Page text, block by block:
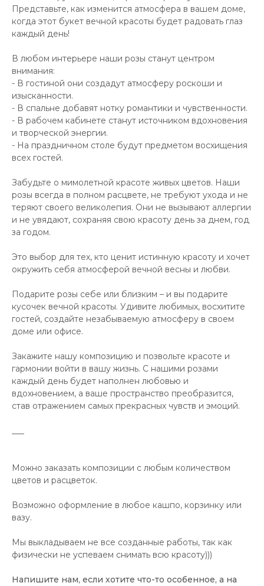
Представьте, как изменится атмосфера в вашем доме,
когда этот букет вечной красоты будет радовать глаз
каждый день!
В любом интерьере наши розы станут центром
внимания:
- В гостиной они создадут атмосферу роскоши и
изысканности.
- В спальне добавят нотку романтики и чувственности.
- В рабочем кабинете станут источником вдохновения
и творческой энергии.
- На праздничном столе будут предметом восхищения
всех гостей.
Забудьте о мимолетной красоте живых цветов. Наши
розы всегда в полном расцвете, не требуют ухода и не
теряют своего великолепия. Они не вызывают аллергии
и не увядают, сохраняя свою красоту день за днем, год
за годом.
Это выбор для тех, кто ценит истинную красоту и хочет
окружить себя атмосферой вечной весны и любви.
Подарите розы себе или близким – и вы подарите
кусочек вечной красоты. Удивите любимых, восхитите
гостей, создайте незабываемую атмосферу в своем
доме или офисе.
Закажите нашу композицию и позвольте красоте и
гармонии войти в вашу жизнь. С нашими розами
каждый день будет наполнен любовью и
вдохновением, а ваше пространство преобразится,
став отражением самых прекрасных чувств и эмоций.
Можно заказать композиции с любым количеством
цветов и расцветок.
Возможно оформление в любое кашпо, корзинку или
вазу.
Мы выкладываем не все созданные работы, так как
физически не успеваем снимать всю красоту)))
Напишите нам, если хотите что-то особенное, а на